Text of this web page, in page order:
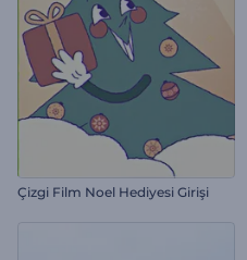
Çizgi Film Noel Hediyesi Girişi